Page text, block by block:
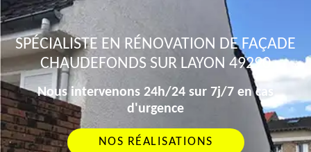
SPÉCIALISTE EN RÉNOVATION DE FAÇADE
CHAUDEFONDS SUR LAYON 49290
Nous intervenons 24h/24 sur 7j/7 en cas
d'urgence
NOS RÉALISATIONS